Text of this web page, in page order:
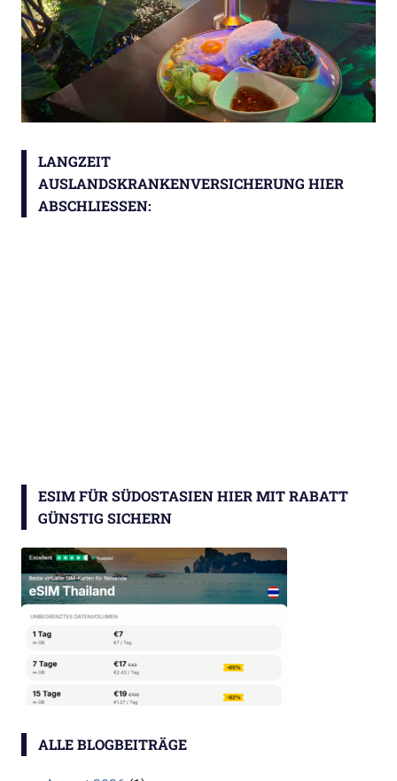
LANGZEIT
AUSLANDSKRANKENVERSICHERUNG HIER
ABSCHLIESSEN:
ESIM FÜR SÜDOSTASIEN HIER MIT RABATT
GÜNSTIG SICHERN
ALLE BLOGBEITRÄGE